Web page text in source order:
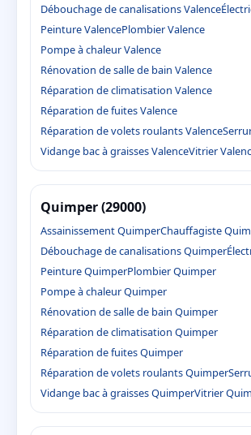
Débouchage de canalisations Valence
Peinture ValencePlombier Valence
Pompe à chaleur Valence
Rénovation de salle de bain Valence
Réparation de climatisation Valence
Réparation de fuites Valence
Réparation de volets roulants Valence
Vidange bac à graisses ValenceVitrier
Quimper (29000)
Assainissement QuimperChauffagiste
Débouchage de canalisations Quimper
Peinture QuimperPlombier Quimper
Pompe à chaleur Quimper
Rénovation de salle de bain Quimper
Réparation de climatisation Quimper
Réparation de fuites Quimper
Réparation de volets roulants Quimper
Vidange bac à graisses QuimperVitrier